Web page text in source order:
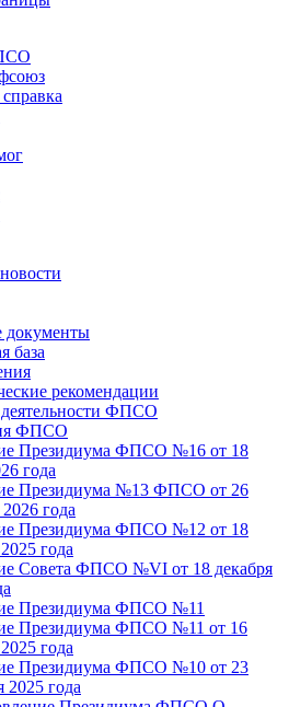
база
рекомендации
ФПСО
ФПСО
Президиума ФПСО №16 от 18
года
Президиума №13 ФПСО от 26
года
Президиума ФПСО №12 от 18
года
Совета ФПСО №VI от 18 декабря
Президиума ФПСО №11
Президиума ФПСО №11 от 16
года
Президиума ФПСО №10 от 23
2025 года